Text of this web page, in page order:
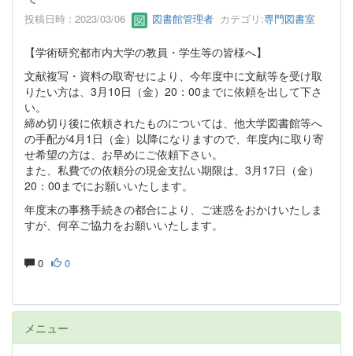
投稿日時 : 2023/03/06 図書館管理者 カテゴリ:専門図書室
【学術研究都市内大学の教員・学生等の皆様へ】
文献複写・資料の取寄せにより、今年度中に文献等を受け取
りたい方は、3月10日（金）20：00までに依頼を出して下さ
い。
締め切り後に依頼されたものについては、他大学図書館等へ
の手配が4月1日（金）以降になりますので、年度内に取り寄
せ希望の方は、お早めにご依頼下さい。
また、私費での依頼分の現金支払い期限は、3月17日（金）
20：00までにお願いいたします。
年度末の事務手続きの都合により、ご迷惑をおかけいたしま
すが、何卒ご協力をお願いいたします。
0 0
メニュー